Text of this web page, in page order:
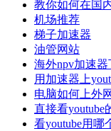
教你如何在国
机场推荐
梯子加速器
油管网站
海外npv加速器
用加速器上
电脑如何上外网
直接看youtube
看youtube用哪